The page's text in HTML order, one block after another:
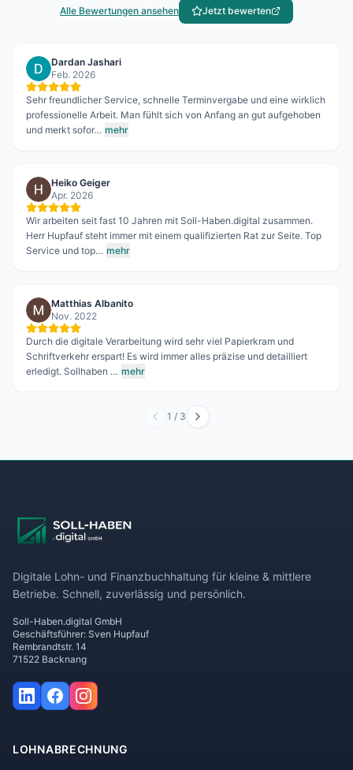
Alle Bewertungen ansehen
Jetzt bewerten
Heiko Geiger
Apr. 2026
Wir arbeiten seit fast 10 Jahren mit Soll-Haben.digital zusammen.
Herr Hupfauf steht immer mit einem qualifizierten Rat zur Seite. Top
Service und top… mehr
Matthias Albanito
Nov. 2022
Durch die digitale Verarbeitung wird sehr viel Papierkram und
Schriftverkehr erspart! Es wird immer alles präzise und detailliert
erledigt. Sollhaben … mehr
Joachim Egart
Nov. 2022
Seit Jahren für unsere Firma "Kraftstoff Abpump Service" am Start.
Und wird auch so bleiben, denn wir sind absolut zufrieden mit der
erbrachten Leistu… mehr
2 / 3
Digitale Lohn- und Finanzbuchhaltung für kleine & mittlere
Betriebe. Schnell, zuverlässig und persönlich.
Soll-Haben.digital GmbH
Geschäftsführer: Sven Hupfauf
Rembrandtstr. 14
71522 Backnang
LOHNABRECHNUNG